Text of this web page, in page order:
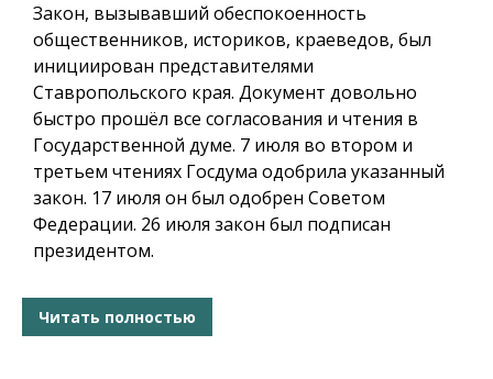
Закон, вызывавший обеспокоенность
общественников, историков, краеведов, был
инициирован представителями
Ставропольского края. Документ довольно
быстро прошёл все согласования и чтения в
Государственной думе. 7 июля во втором и
третьем чтениях Госдума одобрила указанный
закон. 17 июля он был одобрен Советом
Федерации. 26 июля закон был подписан
президентом.
Читать полностью